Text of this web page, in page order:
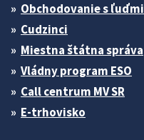
Obchodovanie s ľuďmi
Cudzinci
Miestna štátna správa
Vládny program ESO
Call centrum MV SR
E-trhovisko